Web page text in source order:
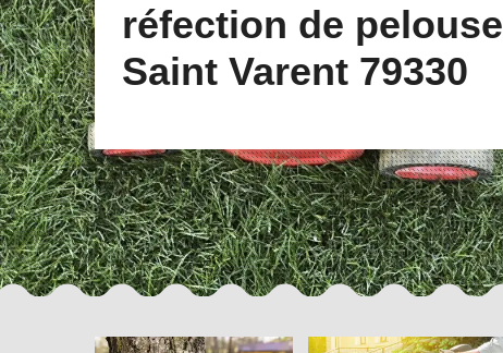
réfection de pelouse
Saint Varent 79330